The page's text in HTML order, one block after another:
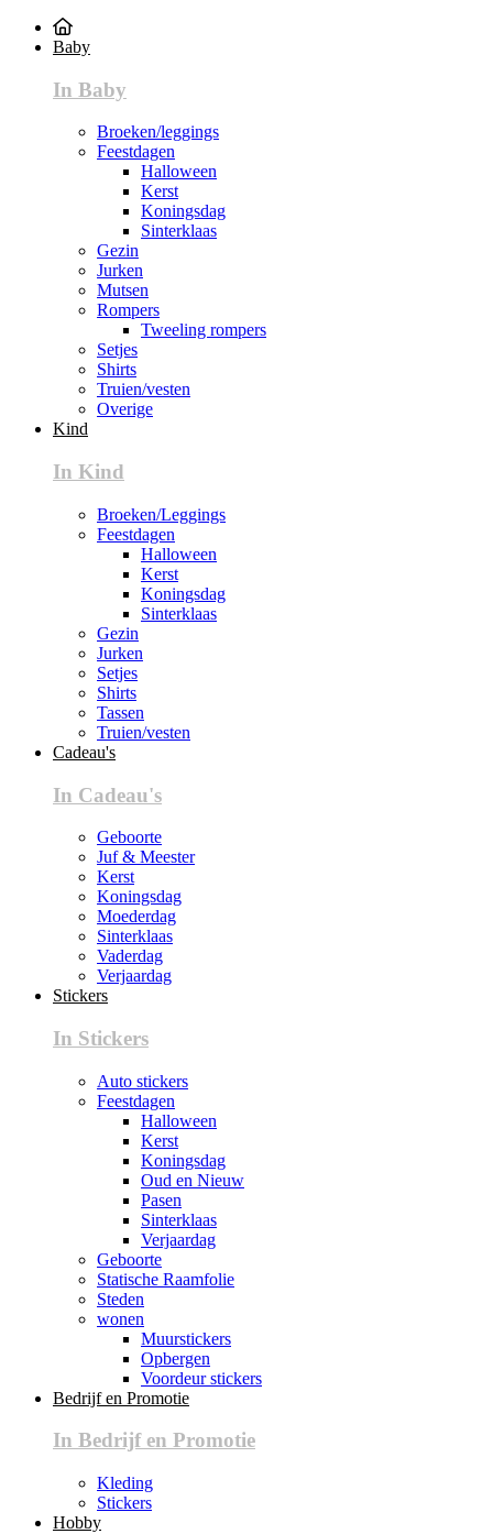
Baby
In Baby
Broeken/leggings
Feestdagen
Halloween
Kerst
Koningsdag
Sinterklaas
Gezin
Jurken
Mutsen
Rompers
Tweeling rompers
Setjes
Shirts
Truien/vesten
Overige
Kind
In Kind
Broeken/Leggings
Feestdagen
Halloween
Kerst
Koningsdag
Sinterklaas
Gezin
Jurken
Setjes
Shirts
Tassen
Truien/vesten
Cadeau's
In Cadeau's
Geboorte
Juf & Meester
Kerst
Koningsdag
Moederdag
Sinterklaas
Vaderdag
Verjaardag
Stickers
In Stickers
Auto stickers
Feestdagen
Halloween
Kerst
Koningsdag
Oud en Nieuw
Pasen
Sinterklaas
Verjaardag
Geboorte
Statische Raamfolie
Steden
wonen
Muurstickers
Opbergen
Voordeur stickers
Bedrijf en Promotie
In Bedrijf en Promotie
Kleding
Stickers
Hobby